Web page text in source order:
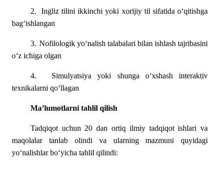
2.
Ingliz tilini ikkinchi yoki xorijiy til sifatida o‘qitishga
bag‘ishlangan
3. Nofilologik yo‘nalish talabalari bilan ishlash tajribasini
o‘z ichiga olgan
4.
Simulyatsiya yoki shunga o‘xshash interaktiv
texnikalarni qo‘llagan
Ma’lumotlarni tahlil qilish
Tadqiqot uchun 20 dan ortiq ilmiy tadqiqot ishlari va
maqolalar tanlab olindi va ularning mazmuni quyidagi
yo‘nalishlar bo‘yicha tahlil qilindi: